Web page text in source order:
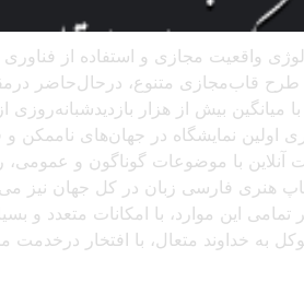
تکنولوژی واقعیت مجازی و استفاده
قاب‌مجازی متنوع، درحال‌حاضر
بیش از ۲۵۰ نمایشگاه هنری و تجاری و با میانگین
اولین نمایشگاه در جهان‌های ناممکن
آنلاین با موضوعات گوناگون و عمومی،
هنری فارسی زبان در کل جهان
این موارد، با امکانات متعدد و
به خداوند متعال، با افتخار